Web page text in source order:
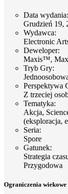
Data wydania:
Grudzień 19,
Wydawca:
Electronic
Deweloper:
Maxis™,
Tryb Gry:
Perspektywa
Z trzeciej
Tematyka:
Akcja,
(eksploracja,
Seria:
Spore
Gatunek:
Strategia
Przygodowa
Ograniczenia wiekowe